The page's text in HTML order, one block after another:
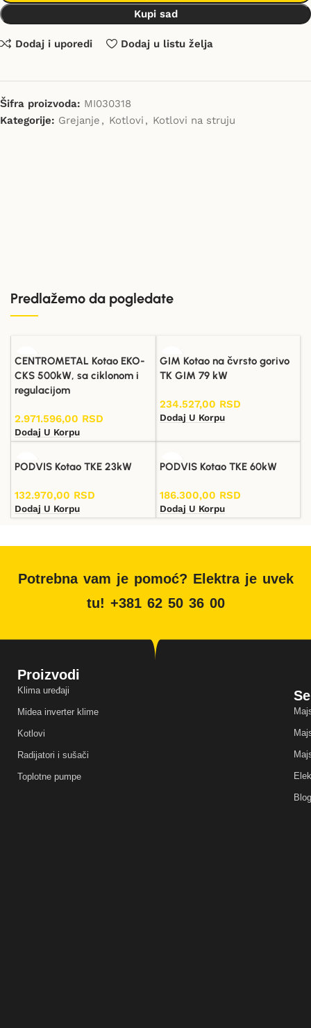
Kupi sad
Dodaj i uporedi Dodaj u listu želja
Šifra proizvoda: MI030318
Kategorije: Grejanje , Kotlovi , Kotlovi na struju
Predlažemo da pogledate
CENTROMETAL Kotao EKO-
CKS 500kW, sa ciklonom i
regulacijom
2.971.596,00 RSD
Dodaj U Korpu
GIM Kotao na čvrsto gorivo
TK GIM 79 kW
234.527,00 RSD
Dodaj U Korpu
PODVIS Kotao TKE 23kW
132.970,00 RSD
Dodaj U Korpu
PODVIS Kotao TKE 60kW
186.300,00 RSD
Dodaj U Korpu
Potrebna vam je pomoć? Elektra je uvek
tu! +381 62 50 36 00
Proizvodi
Klima uređaji
Midea inverter klime
Kotlovi
Radijatori i sušači
Toplotne pumpe
Blog